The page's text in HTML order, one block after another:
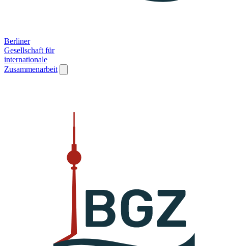
Berliner
Gesellschaft für
internationale
Zusammenarbeit